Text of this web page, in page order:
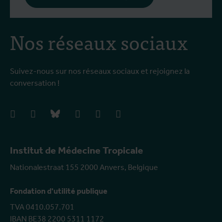
Institut de Médecine Tropicale
Nationalestraat 155 2000 Anvers, Belgique
Fondation d'utilité publique
TVA 0410.057.701
IBAN BE38 2200 5311 1172
Nos réseaux sociaux
Suivez-nous sur nos réseaux sociaux et rejoignez la
conversation !
facebookinstagrambluesky linkedIn youtube